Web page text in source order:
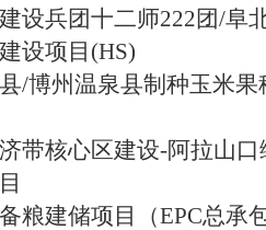
设兵团十二师222团/阜
设项目(HS)
/博州温泉县制种玉米
带核心区建设-阿拉山
粮建储项目（EPC总承